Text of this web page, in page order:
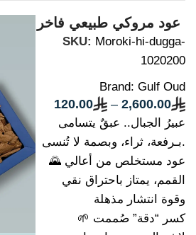
عود مروكي طبيعي فاخر
SKU: Moroki-hi-dugga-
1020200
Brand: Gulf Oud
120.00 – 2,600.00
عبيرُ الجبال.. عبقٌ يتسامى
بـرفعة، ثراء، وبصمة لا تُنسى.
🌄 عود مستخلص من أعالي
القمم، يمتاز باحتراق نقي
وقوة انتشار مذهلة
🌱 كسر “دقة” صُممت